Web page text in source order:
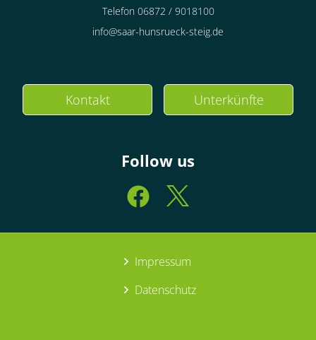
Telefon 06872 / 9018100
info@saar-hunsrueck-steig.de
Kontakt Unterkünfte
Follow us
Impressum
Datenschutz